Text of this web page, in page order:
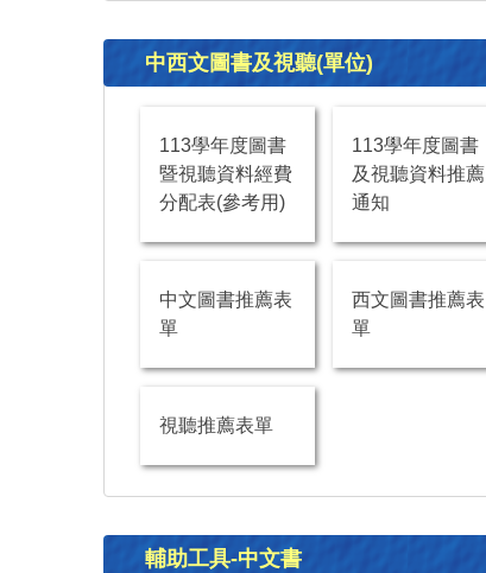
中西文圖書及視聽(單位)
113學年度圖書
暨視聽資料經費
分配表(參考用)
113學年度圖書
及視聽資料推薦
通知
中文圖書推薦表
單
西文圖書推薦表
單
視聽推薦表單
輔助工具-中文書